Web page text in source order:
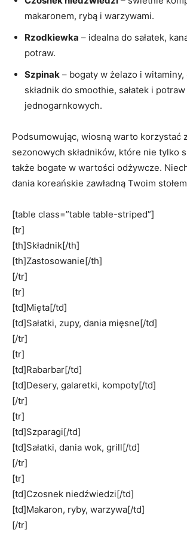
makaronem, ⁤rybą i warzywami.
Rzodkiewka – idealna do sałatek,
potraw.
Szpinak – bogaty w żelazo i witaminy,
składnik do⁣ smoothie, ⁤sałatek​ i‌ potraw
jednogarnkowych.
Podsumowując, wiosną warto korzystać
sezonowych⁢ składników,​ które nie tylko
także bogate ​w wartości ⁤odżywcze.‌
dania⁣ koreańskie zawładną Twoim
[table class=”table table-striped”]
[tr]
[th]Składnik[/th]
[th]Zastosowanie[/th]
[/tr]
[tr]
[td]Mięta[/td]
[td]Sałatki, zupy, dania mięsne[/td]
[/tr]
[tr]
[td]Rabarbar[/td]
[td]Desery, ⁢galaretki, kompoty[/td]
[/tr]
[tr]
[td]Szparagi[/td]
[td]Sałatki, dania wok, grill[/td]
[/tr]
[tr]
[td]Czosnek‍ niedźwiedzi[/td]
[td]Makaron, ryby, warzywa[/td]
[/tr]